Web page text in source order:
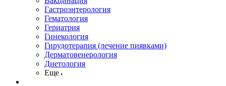
Гастроэнтерология
Гематология
Гериатрия
Гинекология
Гирудотерапия (лечение пиявками)
Дерматовенерология
Диетология
Еще